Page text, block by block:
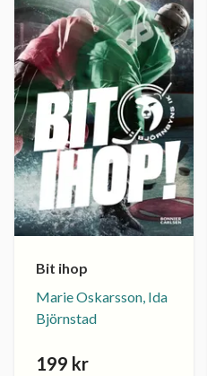
Bit ihop
Marie Oskarsson, Ida
Björnstad
199 kr